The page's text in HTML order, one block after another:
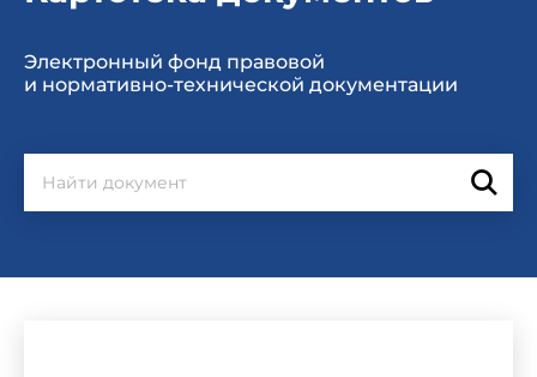
Электронный фонд правовой
и нормативно-технической документации